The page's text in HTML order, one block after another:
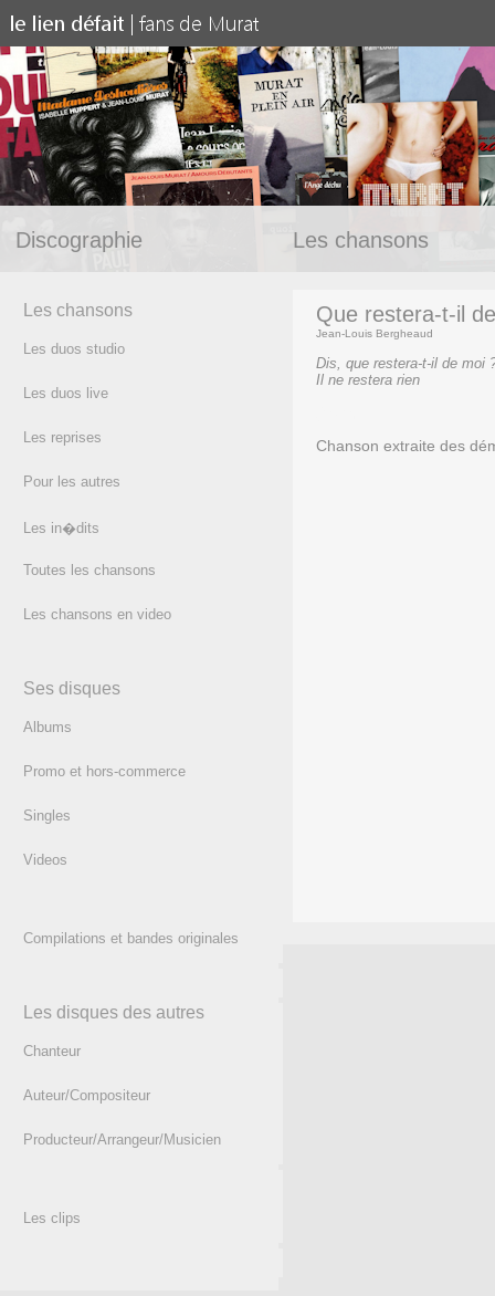
Discographie Les chansons
Les chansons
Les duos studio
Les duos live
Les reprises
Pour les autres
Les in�dits
Toutes les chansons
Les chansons en video
Ses disques
Albums
Promo et hors-commerce
Singles
Videos
Compilations et bandes originales
Les disques des autres
Chanteur
Auteur/Compositeur
Producteur/Arrangeur/Musicien
Les clips
Que restera-t-il
Jean-Louis Bergheaud
Dis, que restera-t-il de moi
Il ne restera rien
Chanson extraite des